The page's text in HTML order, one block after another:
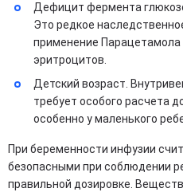
Дефицит фермента
Это редкое
применение
эритроцитов.
Детский возраст.
требует особого расчета
особенно у маленького
При беременности инфузии
безопасными при соблюдении
правильной дозировке.